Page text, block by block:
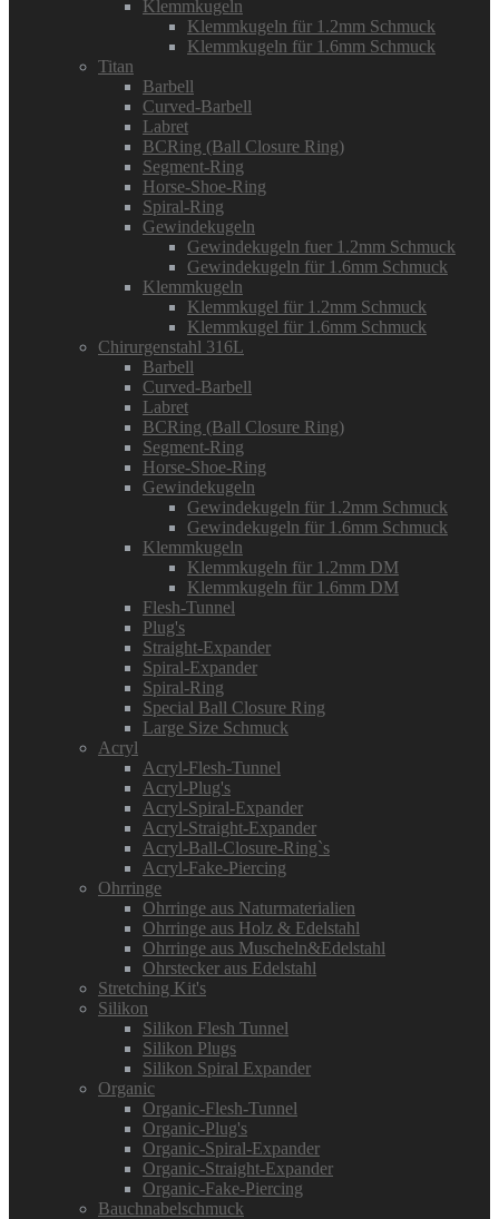
Klemmkugeln
Klemmkugeln für 1.2mm Schmuck
Klemmkugeln für 1.6mm Schmuck
Titan
Barbell
Curved-Barbell
Labret
BCRing (Ball Closure Ring)
Segment-Ring
Horse-Shoe-Ring
Spiral-Ring
Gewindekugeln
Gewindekugeln fuer 1.2mm Schmuck
Gewindekugeln für 1.6mm Schmuck
Klemmkugeln
Klemmkugel für 1.2mm Schmuck
Klemmkugel für 1.6mm Schmuck
Chirurgenstahl 316L
Barbell
Curved-Barbell
Labret
BCRing (Ball Closure Ring)
Segment-Ring
Horse-Shoe-Ring
Gewindekugeln
Gewindekugeln für 1.2mm Schmuck
Gewindekugeln für 1.6mm Schmuck
Klemmkugeln
Klemmkugeln für 1.2mm DM
Klemmkugeln für 1.6mm DM
Flesh-Tunnel
Plug's
Straight-Expander
Spiral-Expander
Spiral-Ring
Special Ball Closure Ring
Large Size Schmuck
Acryl
Acryl-Flesh-Tunnel
Acryl-Plug's
Acryl-Spiral-Expander
Acryl-Straight-Expander
Acryl-Ball-Closure-Ring`s
Acryl-Fake-Piercing
Ohrringe
Ohrringe aus Naturmaterialien
Ohrringe aus Holz & Edelstahl
Ohrringe aus Muscheln&Edelstahl
Ohrstecker aus Edelstahl
Stretching Kit's
Silikon
Silikon Flesh Tunnel
Silikon Plugs
Silikon Spiral Expander
Organic
Organic-Flesh-Tunnel
Organic-Plug's
Organic-Spiral-Expander
Organic-Straight-Expander
Organic-Fake-Piercing
Bauchnabelschmuck